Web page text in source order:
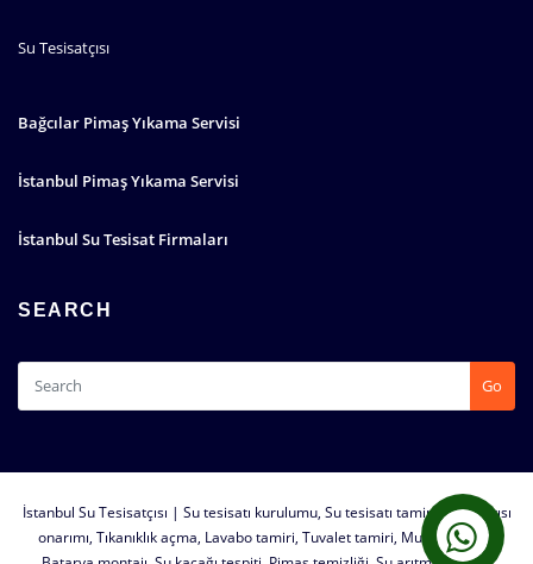
Su Tesisatçısı
Bağcılar Pimaş Yıkama Servisi
İstanbul Pimaş Yıkama Servisi
İstanbul Su Tesisat Firmaları
SEARCH
Go
İstanbul Su Tesisatçısı | Su tesisatı kurulumu, Su tesisatı tamiri, Su sızıntısı
onarımı, Tıkanıklık açma, Lavabo tamiri, Tuvalet tamiri, Musluk tamiri,